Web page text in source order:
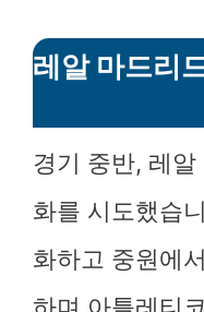
레알 마드리
경기 중반, 레
화를 시도했습
화하고 중원에